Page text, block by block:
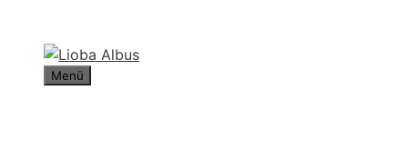
springen
Menü